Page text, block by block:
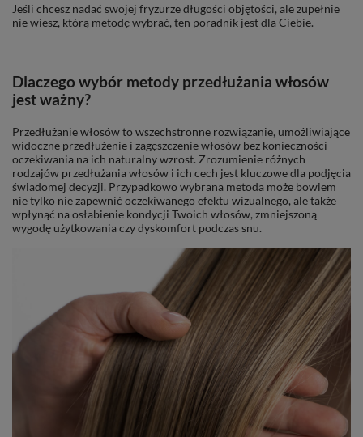
Jeśli chcesz nadać swojej fryzurze długości objętości, ale zupełnie
nie wiesz, którą metodę wybrać, ten poradnik jest dla Ciebie.
Dlaczego wybór metody przedłużania włosów
jest ważny?
Przedłużanie włosów to wszechstronne rozwiązanie, umożliwiające
widoczne przedłużenie i zagęszczenie włosów bez konieczności
oczekiwania na ich naturalny wzrost. Zrozumienie różnych
rodzajów przedłużania włosów i ich cech jest kluczowe dla podjęcia
świadomej decyzji. Przypadkowo wybrana metoda może bowiem
nie tylko nie zapewnić oczekiwanego efektu wizualnego, ale także
wpłynąć na osłabienie kondycji Twoich włosów, zmniejszoną
wygodę użytkowania czy dyskomfort podczas snu.